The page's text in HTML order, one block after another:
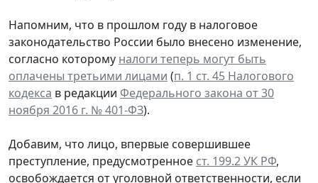
Напомним, что в прошлом году в налоговое
законодательство России было внесено изменение,
согласно которому налоги теперь могут быть
оплачены третьими лицами (п. 1 ст. 45 Налогового
кодекса в редакции Федерального закона от 30
ноября 2016 г. № 401-ФЗ).
Добавим, что лицо, впервые совершившее
преступление, предусмотренное ст. 199.2 УК РФ,
освобождается от уголовной ответственности, если